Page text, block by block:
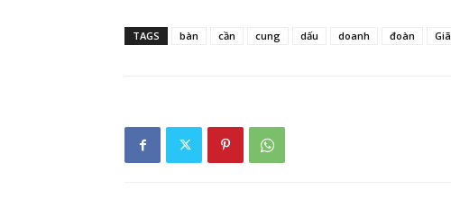
TAGS bàn cần cung dấu doanh đoàn